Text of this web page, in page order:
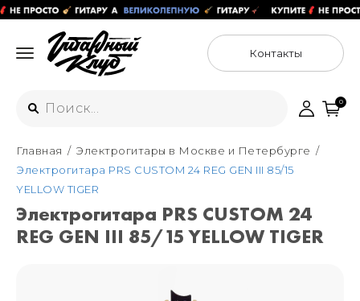
Контакты
Интернет-магазин
+7 (925) 125-54-44
Москва
+7 (925) 176-55-65
ул. Большая Новодмитровская 36с15,
Санкт-Петербург
0
Главная
Электрогитары в Москве и Петербурге
Электрогитара PRS CUSTOM 24 REG GEN III 85/15
YELLOW TIGER
Электрогитара PRS CUSTOM 24
REG GEN III 85/15 YELLOW TIGER